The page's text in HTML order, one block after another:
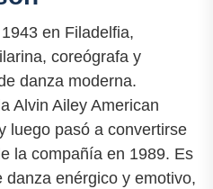
en Filadelfia,
coreógrafa y
danza moderna.
Alvin Ailey American
luego pasó a convertirse
la compañía en 1989. Es
enérgico y emotivo,